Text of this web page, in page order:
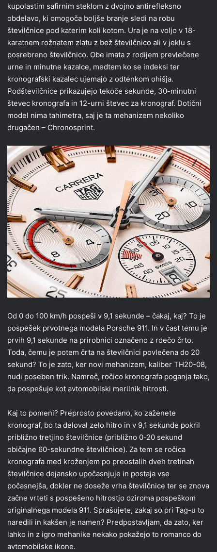
kupolastim safirnim steklom z dvojno antirefleksno
obdelavo, ki omogoča boljše branje sledi na robu
številčnice pod katerim koli kotom. Ura je na voljo v 18-
karatnem rožnatem zlatu z bež številčnico ali v jeklu s
posrebreno številčnico. Obe imata z rodijem prevlečene
urne in minutne kazalce, medtem ko se indeksi ter
kronografski kazalec ujemajo z odtenkom ohišja.
Podštevilčnice prikazujejo tekoče sekunde, 30-minutni
števec kronografa in 12-urni števec za kronograf. Dotični
model nima tahimetra, saj je ta mehanizem nekoliko
drugačen – Chronosprint.
Od 0 do 100 km/h pospeši v 9,1 sekunde – čakaj, kaj? To je
pospešek prvotnega modela Porsche 911. In v čast temu je
prvih 9,1 sekunde na prirobnici označeno z rdečo črto.
Toda, čemu je potem črta na številčnici povlečena do 20
sekund? To je zato, ker novi mehanizem, kaliber TH20-08,
nudi poseben trik. Namreč, ročico kronografa poganja tako,
da pospešuje kot avtomobilski merilnik hitrosti.
Kaj to pomeni? Preprosto povedano, ko zaženete
kronograf, bo ta deloval zelo hitro in v 9,1 sekunde pokril
približno tretjino številčnice (približno 0-20 sekund
običajne 60-sekundne številčnice). Za tem se ročica
kronografa med kroženjem po preostalih dveh tretinah
številčnice dejansko upočasnjuje in postaja vse
počasnejša, dokler ne doseže vrha številčnice ter se znova
začne vrteti s pospešeno hitrostjo oziroma pospeškom
originalnega modela 911. Sprašujete, zakaj so pri Tag-u to
naredili in kakšen je namen? Predpostavljam, da zato, ker
lahko in z igro mehanike nekako pokažejo to romanco do
avtomobilske ikone.